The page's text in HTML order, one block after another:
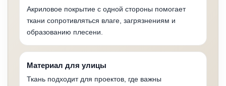
Акриловое покрытие с одной стороны помогает
ткани сопротивляться влаге, загрязнениям и
образованию плесени.
Материал для улицы
Ткань подходит для проектов, где важны